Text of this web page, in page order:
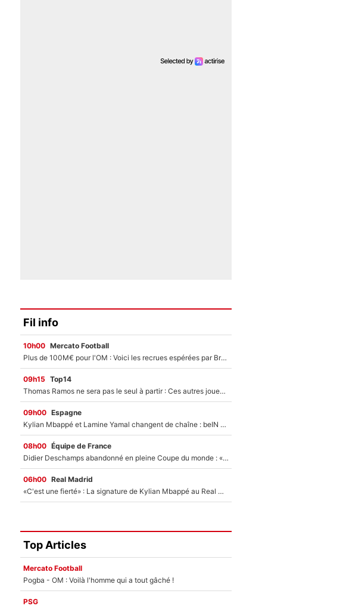
Fil info
10h00 Mercato Football
Plus de 100M€ pour l'OM : Voici les recrues espérées par Bruno Genesio et Grégory Lorenzi après l’opération dégraissage
09h15 Top14
Thomas Ramos ne sera pas le seul à partir : Ces autres joueurs du XV de France pourraient aussi quitter le Stade Toulousain, un club de Top 14 est déjà sur les rangs
09h00 Espagne
Kylian Mbappé et Lamine Yamal changent de chaîne : beIN SPORTS ne digère pas cette décision historique et prédit un fiasco pour la Liga
08h00 Équipe de France
Didier Deschamps abandonné en pleine Coupe du monde : «La FFF était déjà passée à Zinedine Zidane»
06h00 Real Madrid
«C'est une fierté» : La signature de Kylian Mbappé au Real Madrid continue de régaler l'Espagne
Top Articles
Mercato Football
Pogba - OM : Voilà l'homme qui a tout gâché !
PSG